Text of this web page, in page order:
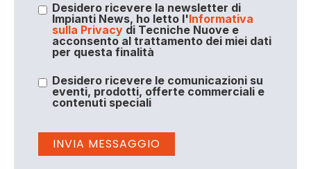
Desidero ricevere la newsletter di
Impianti News, ho letto l'Informativa
sulla Privacydi Tecniche Nuove e
acconsento al trattamento dei miei dati
per questa finalità
Desidero ricevere le comunicazioni su
eventi, prodotti, offerte commerciali e
contenuti speciali